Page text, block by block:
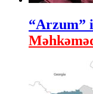
“Arzum”